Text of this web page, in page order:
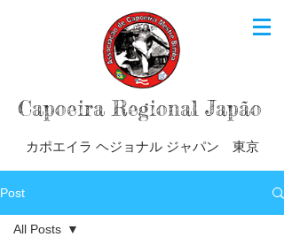
Capoeira Regional Japão
カポエイラ ヘジョナル ジャパン 東京
Post
All Posts